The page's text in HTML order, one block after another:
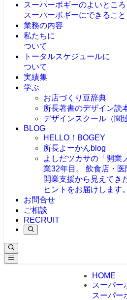
スーパーボギーのよいところ
スーパーボギーにできること
業務の内容
私たちに
ついて
トータルスケジュールに
ついて
実績集
学ぶ
お店づくり豆辞典
所長著書のデザイン読
デザインスクール（関
BLOG
HELLO！BOGEY
所長よーかんblog
よしだツカサの「開業
業32年目。 飲食店・
開業支援から見えてき
ヒントをお届けします。
お問合せ
ご相談
RECRUIT
HOME
スーパー
スーパー